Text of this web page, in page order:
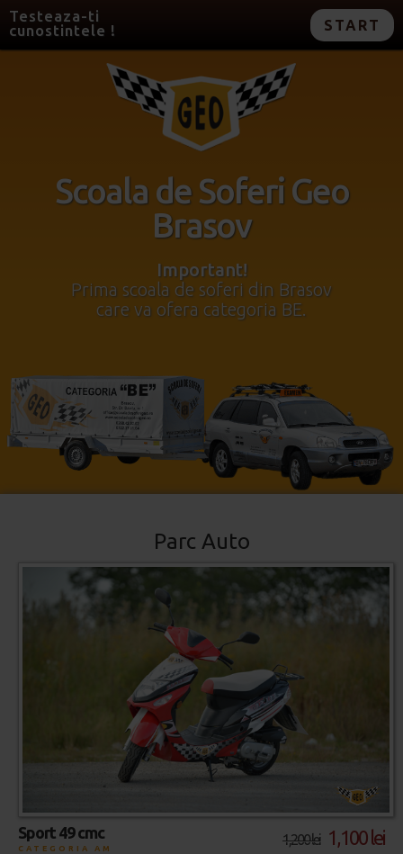
Testeaza-ti
cunostintele !
START
Scoala de Soferi Geo
Brasov
Important!
Prima scoala de soferi din Brasov
care va ofera categoria BE.
Parc Auto
1,200 lei 1,100 lei
Sport 49 cmc
CATEGORIA AM